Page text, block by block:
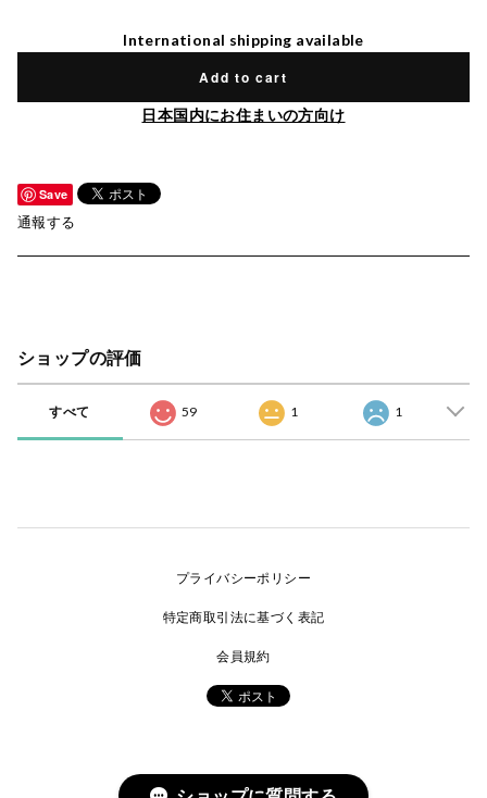
International shipping available
Add to cart
日本国内にお住まいの方向け
Save
通報する
ショップの評価
すべて 59 1 1
プライバシーポリシー
特定商取引法に基づく表記
会員規約